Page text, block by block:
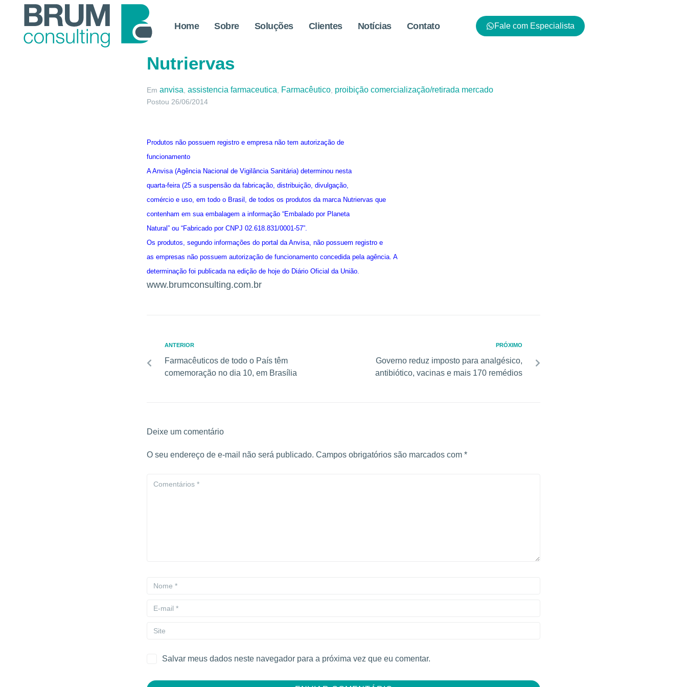
Fale com Especialista
Home Sobre Soluções Clientes Notícias Contato
Anvisa suspende lotes de produtos da marca
Nutriervas
Em anvisa assistencia farmaceutica Farmacêutico proibição comercialização/retirada mercado
Postou 26/06/2014
Produtos não possuem registro e empresa não tem autorização de
funcionamento
A Anvisa (Agência Nacional de Vigilância Sanitária) determinou nesta
quarta-feira (25 a suspensão da fabricação, distribuição, divulgação,
comércio e uso, em todo o Brasil, de todos os produtos da marca Nutriervas que
contenham em sua embalagem a informação “Embalado por Planeta
Natural” ou “Fabricado por CNPJ 02.618.831/0001-57”.
Os produtos, segundo informações do portal da Anvisa, não possuem registro e
as empresas não possuem autorização de funcionamento concedida pela agência. A
determinação foi publicada na edição de hoje do Diário Oficial da União.
www.brumconsulting.com.br
ANTERIOR
Farmacêuticos de todo o País têm
comemoração no dia 10, em Brasília
PRÓXIMO
Governo reduz imposto para analgésico,
antibiótico, vacinas e mais 170 remédios
Deixe um comentário
O seu endereço de e-mail não será publicado. Campos obrigatórios são marcados com *
Salvar meus dados neste navegador para a próxima vez que eu comentar.